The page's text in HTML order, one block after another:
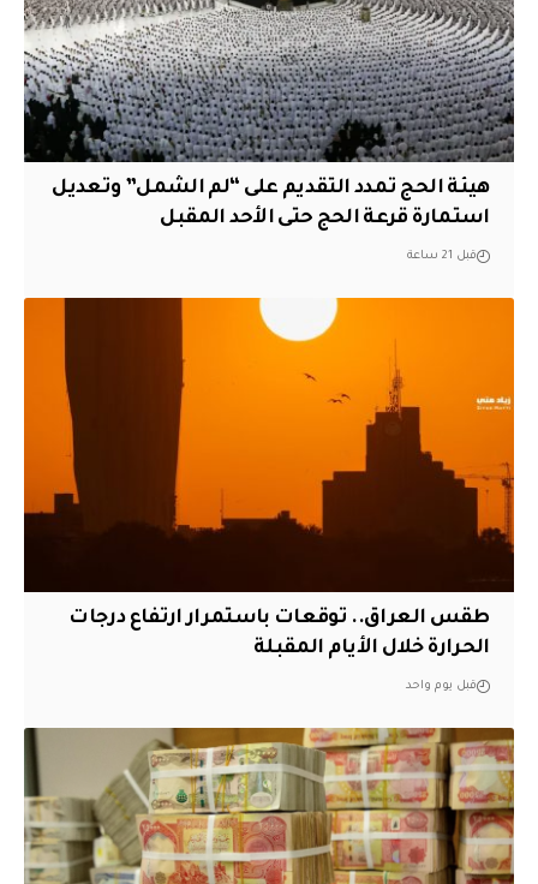
هيئة الحج تمدد التقديم على “لم الشمل” وتعديل
استمارة قرعة الحج حتى الأحد المقبل
قبل 21 ساعة
طقس العراق.. توقعات باستمرار ارتفاع درجات
الحرارة خلال الأيام المقبلة
قبل يوم واحد